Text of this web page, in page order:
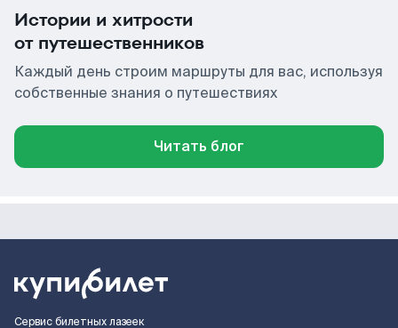
Истории и хитрости
от путешественников
Каждый день строим маршруты для вас, используя
собственные знания о путешествиях
Читать блог
Сервис билетных лазеек